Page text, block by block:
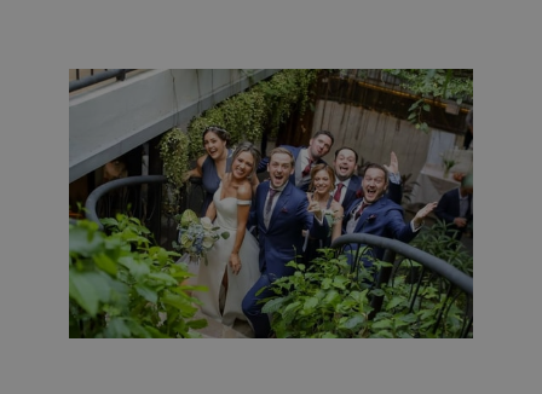
s
li
g
h
t
p
o
n
u
n
c
i
a
ti
o
n
n
u